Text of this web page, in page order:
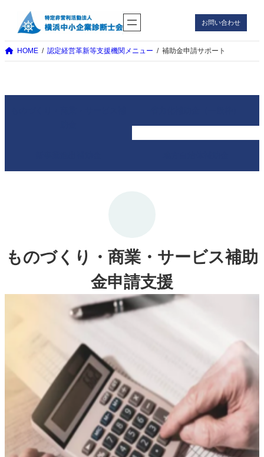
を
ス
プ
お問い合わせ
HOME 認定経営革新等支援機関メニュー 補助金申請サポート
ものづくり・商業・サービス補助
金申請支援